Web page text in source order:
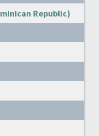
Republic)